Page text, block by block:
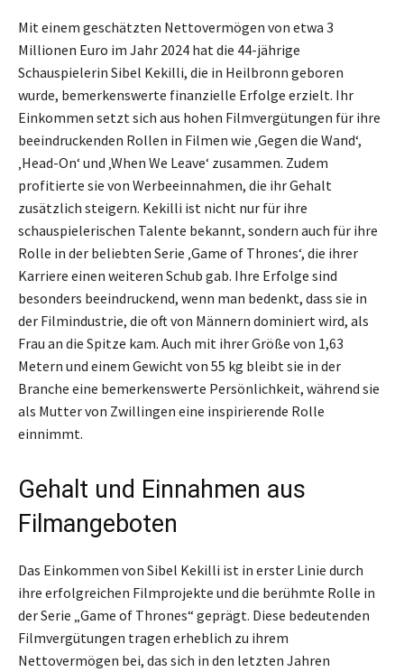
Mit einem geschätzten Nettovermögen von etwa 3
Millionen Euro im Jahr 2024 hat die 44-jährige
Schauspielerin Sibel Kekilli, die in Heilbronn geboren
wurde, bemerkenswerte finanzielle Erfolge erzielt. Ihr
Einkommen setzt sich aus hohen Filmvergütungen für ihre
beeindruckenden Rollen in Filmen wie ‚Gegen die Wand‘,
‚Head-On‘ und ‚When We Leave‘ zusammen. Zudem
profitierte sie von Werbeeinnahmen, die ihr Gehalt
zusätzlich steigern. Kekilli ist nicht nur für ihre
schauspielerischen Talente bekannt, sondern auch für ihre
Rolle in der beliebten Serie ‚Game of Thrones‘, die ihrer
Karriere einen weiteren Schub gab. Ihre Erfolge sind
besonders beeindruckend, wenn man bedenkt, dass sie in
der Filmindustrie, die oft von Männern dominiert wird, als
Frau an die Spitze kam. Auch mit ihrer Größe von 1,63
Metern und einem Gewicht von 55 kg bleibt sie in der
Branche eine bemerkenswerte Persönlichkeit, während sie
als Mutter von Zwillingen eine inspirierende Rolle
einnimmt.
Gehalt und Einnahmen aus
Filmangeboten
Das Einkommen von Sibel Kekilli ist in erster Linie durch
ihre erfolgreichen Filmprojekte und die berühmte Rolle in
der Serie „Game of Thrones“ geprägt. Diese bedeutenden
Filmvergütungen tragen erheblich zu ihrem
Nettovermögen bei, das sich in den letzten Jahren